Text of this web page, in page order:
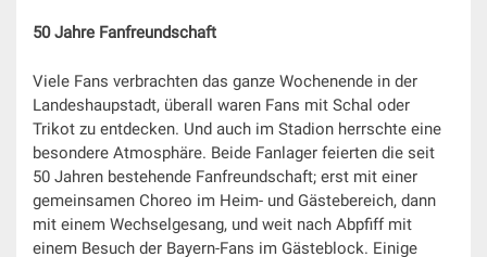
50 Jahre Fanfreundschaft
Viele Fans verbrachten das ganze Wochenende in der
Landeshaupstadt, überall waren Fans mit Schal oder
Trikot zu entdecken. Und auch im Stadion herrschte eine
besondere Atmosphäre. Beide Fanlager feierten die seit
50 Jahren bestehende Fanfreundschaft; erst mit einer
gemeinsamen Choreo im Heim- und Gästebereich, dann
mit einem Wechselgesang, und weit nach Abpfiff mit
einem Besuch der Bayern-Fans im Gästeblock. Einige